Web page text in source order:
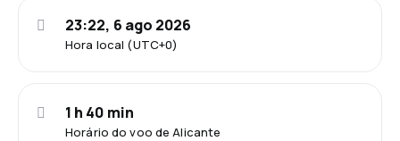
Hora local (UTC+0)
23:22, 6 ago 2026
Horário do voo de Alicante
1 h 40 min